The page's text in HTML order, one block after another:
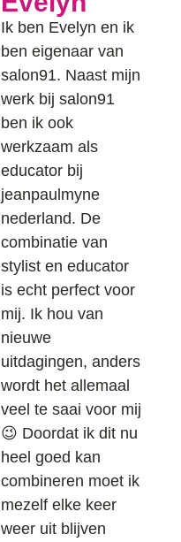
Ik ben Evelyn en ik
ben eigenaar van
salon91. Naast mijn
werk bij salon91
ben ik ook
werkzaam als
educator bij
jeanpaulmyne
nederland. De
combinatie van
stylist en educator
is echt perfect voor
mij. Ik hou van
nieuwe
uitdagingen, anders
wordt het allemaal
veel te saai voor mij
😉 Doordat ik dit nu
heel goed kan
combineren moet ik
mezelf elke keer
weer uit blijven